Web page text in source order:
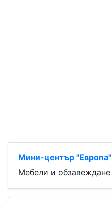
Мини-център "Европа"
Мебели и обзавеждане